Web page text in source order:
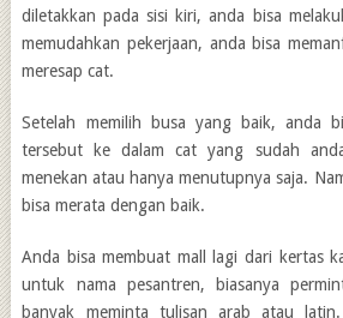
diletakkan pada sisi kiri, anda bisa
memudahkan pekerjaan, anda bisa
meresap cat.
Setelah memilih busa yang baik, anda
tersebut ke dalam cat yang sudah
menekan atau hanya menutupnya saja.
bisa merata dengan baik.
Anda bisa membuat mall lagi dari kertas
untuk nama pesantren, biasanya
banyak meminta tulisan arab atau